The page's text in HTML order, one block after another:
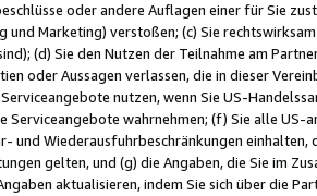
oder andere Auflagen einer für Sie
und Marketing) verstoßen; (c) Sie
(d) Sie den Nutzen der Teilnahme am
oder Aussagen verlassen, die in dieser
nutzen, wenn Sie US-
Serviceangebote wahrnehmen; (f) Sie alle
und Wiederausfuhrbeschränkungen
gelten, und (g) die Angaben, die Sie im
aktualisieren, indem Sie sich über die